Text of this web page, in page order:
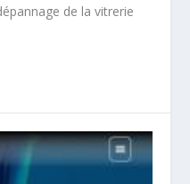
de la vitrerie